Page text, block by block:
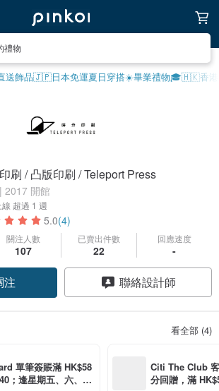
禮物
送飾品🇯🇵日本免運夏日穿搭☀️畢業禮物🎓🇭🇰香港
刷 / 凸版印刷 / Teleport Press
2017 開館
超過 1 週
5.0(4)
關注人數
107
已賣出件數
22
回應速度
-
注 聯絡設計師
看全部 (4)
單筆簽賬滿 HK$58
；逢星期五、六、日
Citi The Club
分回贈，滿